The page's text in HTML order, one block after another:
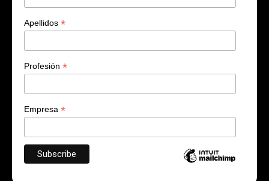
Apellidos *
Profesión *
Empresa *